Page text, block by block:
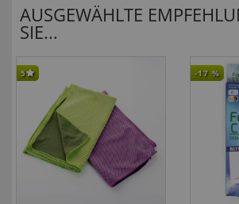
AUSGEWÄHLTE
SIE...
5 -17 %